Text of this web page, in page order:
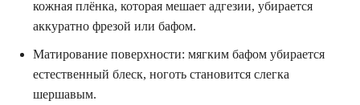
кожная плёнка, которая мешает адгезии, убирается
аккуратно фрезой или бафом.
Матирование поверхности: мягким бафом убирается
естественный блеск, ноготь становится слегка
шершавым.